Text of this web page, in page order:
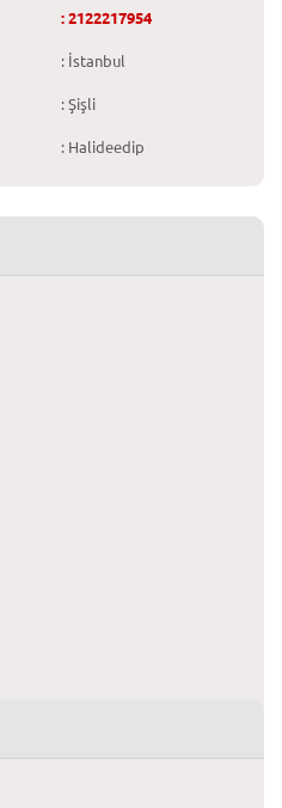
: 2122217954
: İstanbul
: Şişli
: Halideedip